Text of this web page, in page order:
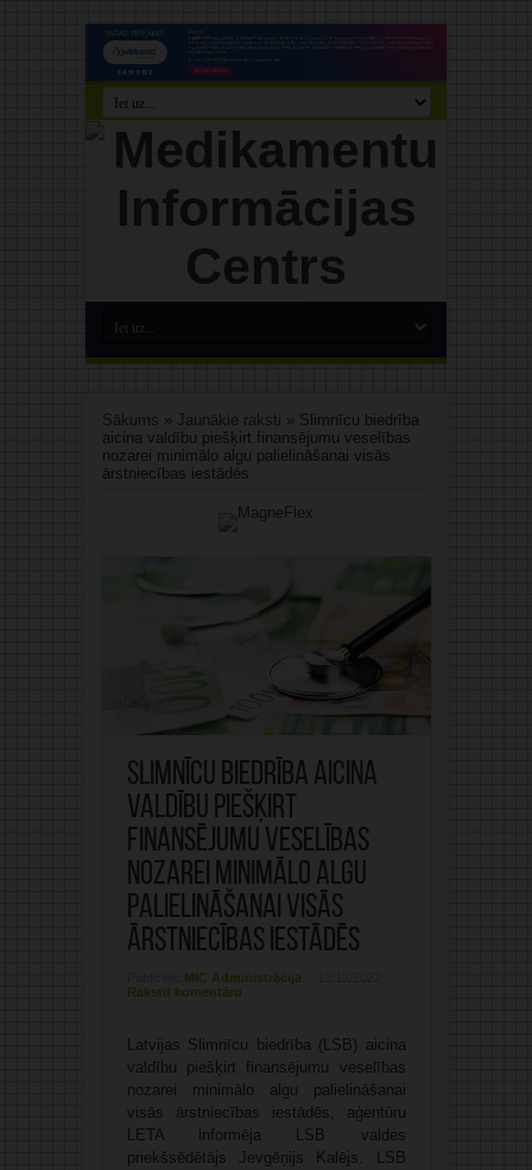
Sākums » Jaunākie raksti » Slimnīcu biedrība
aicina valdību piešķirt finansējumu veselības
nozarei minimālo algu palielināšanai visās
ārstniecības iestādēs
Slimnīcu biedrība aicina
valdību piešķirt
finansējumu veselības
nozarei minimālo algu
palielināšanai visās
ārstniecības iestādēs
MIC Administrācija
Rakstīt komentāru
Latvijas Slimnīcu biedrība (LSB) aicina
valdību piešķirt finansējumu veselības
nozarei minimālo algu palielināšanai
visās ārstniecības iestādēs, aģentūru
LETA informēja LSB valdes
priekšsēdētājs Jevgēņijs Kalējs. LSB